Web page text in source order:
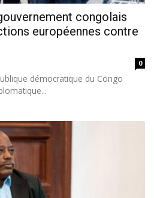
congolais
européennes contre
0
démocratique du Congo